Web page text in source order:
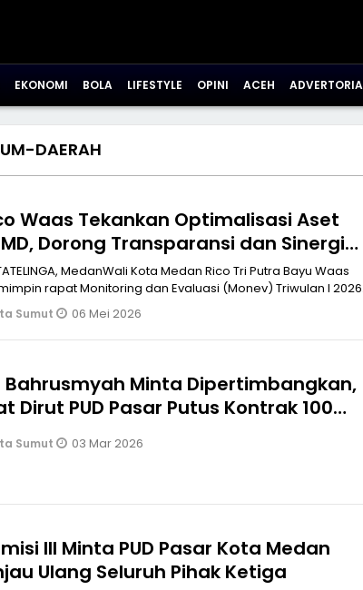
EKONOMI BOLA LIFESTYLE OPINI ACEH
DAERAH
Waas Tekankan Optimalisasi Aset
Dorong Transparansi dan Sinergi
MedanWali Kota Medan Rico Tri Putra Bayu Waas
rapat Monitoring dan Evaluasi (Monev) Triwulan I 2026
Perusahaa
Sumut 06 Mei 2026
Bahrusmyah Minta Dipertimbangkan,
Dirut PUD Pasar Putus Kontrak 100
Sumut 03 Mar 2026
III Minta PUD Pasar Kota Medan
Ulang Seluruh Pihak Ketiga